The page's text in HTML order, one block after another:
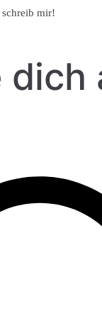
mir!
dich